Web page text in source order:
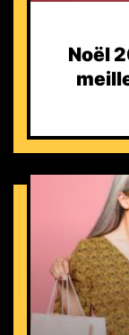
Noël